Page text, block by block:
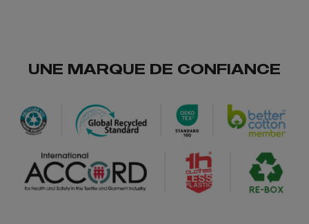
218/0.00 €
UNE MARQUE DE CONFIANCE